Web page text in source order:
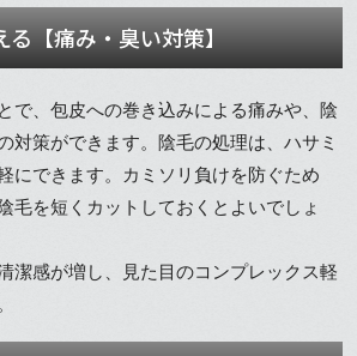
る【痛み・臭い対策】
で、包皮への巻き込みによる痛みや、陰
対策ができます。陰毛の処理は、ハサミ
にできます。カミソリ負けを防ぐため
毛を短くカットしておくとよいでしょ
潔感が増し、見た目のコンプレックス軽